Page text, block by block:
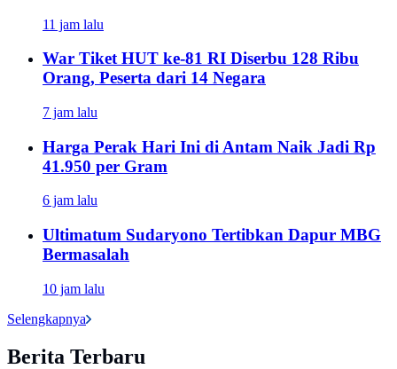
11 jam lalu
War Tiket HUT ke-81 RI Diserbu 128 Ribu
Orang, Peserta dari 14 Negara
7 jam lalu
Harga Perak Hari Ini di Antam Naik Jadi Rp
41.950 per Gram
6 jam lalu
Ultimatum Sudaryono Tertibkan Dapur MBG
Bermasalah
10 jam lalu
Selengkapnya
Berita Terbaru